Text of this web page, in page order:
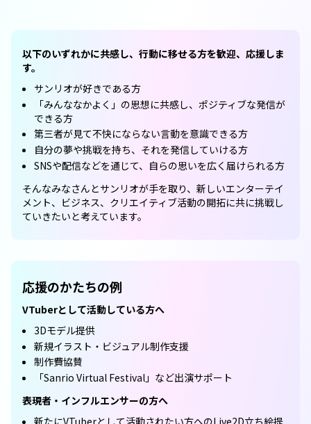
以下のいずれかに共感し、行動に移せる方を歓迎、応援しま
す。
サンリオが好きである方
「みんななかよく」の思想に共感し、ポジティブな発信が
できる方
第三者が見て不快にならない言動を意識できる方
自分の夢や挑戦を持ち、それを発信していける方
SNSや配信などを通じて、自らの思いを広く届けられる方
そんなみなさんとサンリオが手を取り、新しいエンターテイ
メント、ビジネス、クリエイティブ活動の開拓に共に挑戦し
ていきたいと考えています。
応援のかたちの例
VTuberとして活動している方へ
3Dモデル提供
新規イラスト・ビジュアル制作支援
制作費協賛
「Sanrio Virtual Festival」など出演サポート
表現者・インフルエンサーの方へ
新たにVTuberとして活動されたい方へのLive2D立ち絵提